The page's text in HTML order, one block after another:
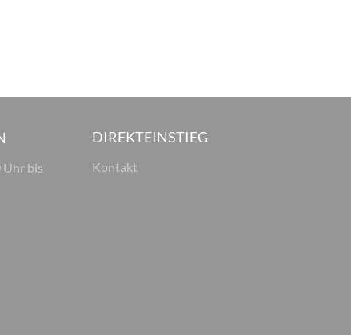
Uhr bis
DIREKTEINSTIEG
Kontakt